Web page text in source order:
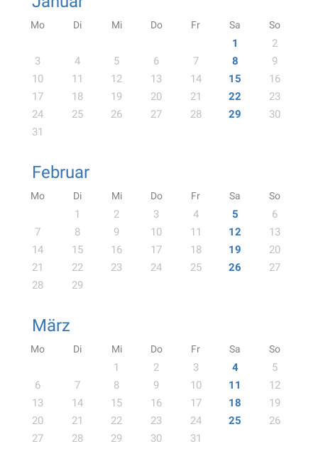
Mo Di Mi Do Fr Sa So
1
2
3
4 5 6 7 8
9
10
11 12 13 14 15
16
17
18 19 20 21 22
23
24
25 26 27 28 29
30
31
Februar
Mo Di Mi Do Fr Sa So
1 2 3 4 5
6
7
8 9 10 11 12
13
14
15 16 17 18 19
20
21
22 23 24 25 26
27
28
29
März
Mo Di Mi Do Fr Sa So
1 2 3 4
5
6
7 8 9 10 11
12
13
14 15 16 17 18
19
20
21 22 23 24 25
26
27
28 29 30 31